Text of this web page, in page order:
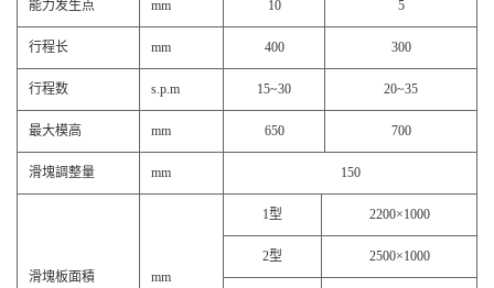
能力发生点 mm 10 5
行程长 mm 400 300
行程数 s.p.m 15~30 20~35
最大模高 mm 650 700
滑塊調整量 mm 150
滑塊板面積 mm
1型 2200×1000
2型 2500×1000